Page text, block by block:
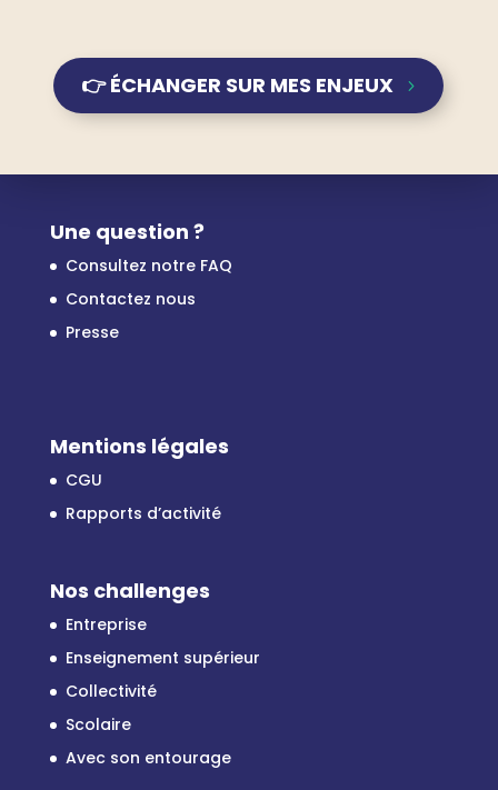
👉 ÉCHANGER SUR MES ENJEUX
Une question ?
Consultez notre FAQ
Contactez nous
Presse
Mentions légales
CGU
Rapports d’activité
Nos challenges
Entreprise
Enseignement supérieur
Collectivité
Scolaire
Avec son entourage